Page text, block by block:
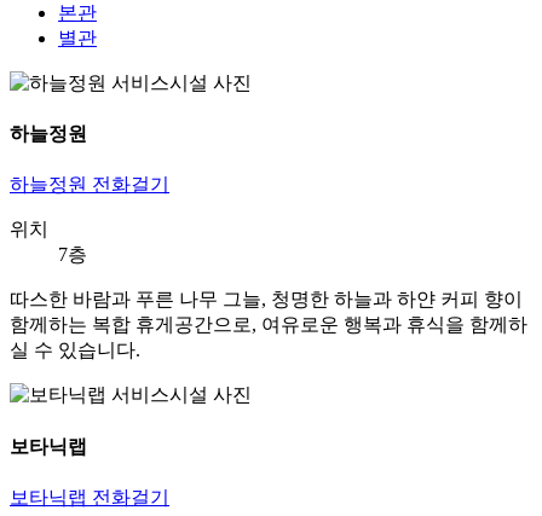
본관
별관
하늘정원
하늘정원 전화걸기
위치
7층
따스한 바람과 푸른 나무 그늘, 청명한 하늘과 하얀 커피 향이
함께하는 복합 휴게공간으로, 여유로운 행복과 휴식을 함께하
실 수 있습니다.
보타닉랩
보타닉랩 전화걸기